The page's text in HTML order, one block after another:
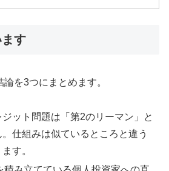
す
を3つにまとめます。
ット問題は「第2のリーマン」と
仕組みは似ているところと違う
す。